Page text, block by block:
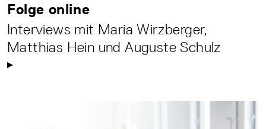
Folge online
Interviews mit Maria Wirzberger,
Matthias Hein und Auguste Schulz